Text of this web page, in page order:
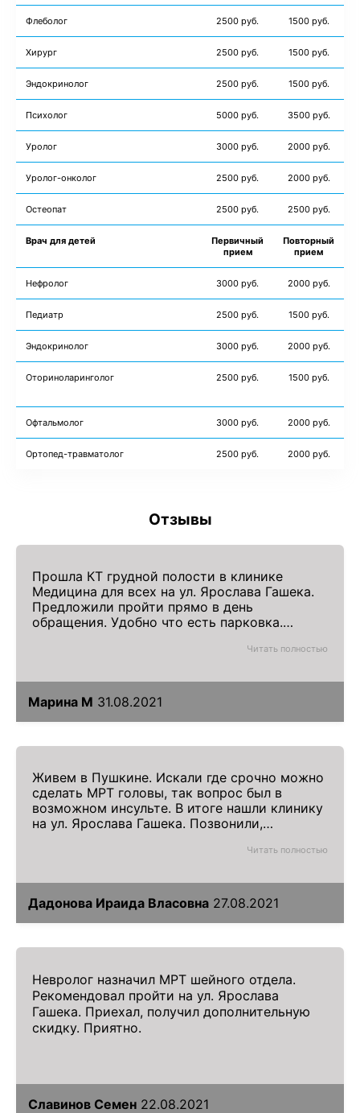
Флеболог 2500 руб. 1500 руб.
Хирург 2500 руб. 1500 руб.
Эндокринолог 2500 руб. 1500 руб.
Психолог 5000 руб. 3500 руб.
Уролог 3000 руб. 2000 руб.
Уролог-онколог 2500 руб. 2000 руб.
Остеопат 2500 руб. 2500 руб.
Врач для детей
Первичный
прием
Повторный
прием
Нефролог 3000 руб. 2000 руб.
Педиатр 2500 руб. 1500 руб.
Эндокринолог 3000 руб. 2000 руб.
Оториноларинголог 2500 руб. 1500 руб.
Офтальмолог 3000 руб. 2000 руб.
Ортопед-травматолог 2500 руб. 2000 руб.
Отзывы
Прошла КТ грудной полости в клинике
Медицина для всех на ул. Ярослава Гашека.
Предложили пройти прямо в день
обращения. Удобно что есть парковка.
Читать полностью
Марина М 31.08.2021
Живем в Пушкине. Искали где срочно можно
сделать МРТ головы, так вопрос был в
возможном инсульте. В итоге нашли клинику
на ул. Ярослава Гашека. Позвонили,
Врачи вошли в положение и сразу дали
Сотрудники сразу помогли вызвать скорую
помощь. Спасибо.
Читать полностью
Дадонова Ираида Власовна 27.08.2021
Невролог назначил МРТ шейного отдела.
Рекомендовал пройти на ул. Ярослава
Гашека. Приехал, получил дополнительную
скидку. Приятно.
Славинов Семен 22.08.2021